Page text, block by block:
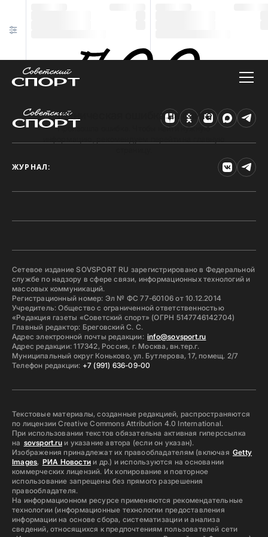
Техническая ошибка на сайте
Произошла ошибка. Чтобы найти нужную
ЖУРНАЛ:
Сетевое издание SOVSPORT RU зарегистрировано в Федеральной
службе по надзору в сфере связи, информационных технологий и
массовых коммуникаций.
Регистрационный номер: Эл № ФС 77-60106 от 10.12.2014
Учредитель: Общество с ограниченной ответственностью
«Редакция газеты «Советский спорт» (ОГРН 5147746142704)
Главный редактор: Бреговский С. С.
Адрес электронной почты редакции: info@sovsport.ru
Адрес редакции: 117342, Россия, г. Москва, вн.тер.г.
Муниципальный округ Коньково, ул. Бутлерова, 17, помещ. 2/7
Телефон редакции: +7 (991) 636-09-00
Текстовые материалы, созданные редакцией, распространяются
по лицензии Creative Commons Attribution 4.0 International.
При использовании текстов обязательна активная гиперссылка
на sovsport.ruи указание автора (если он указан).
Изображения принадлежат их правообладателям (включая Getty
Images, РИА Новостии др.) и используются на основании
коммерческих лицензий. Их копирование и повторное
использование запрещены без прямого разрешения
правообладателя.
На информационном ресурсе применяются рекомендательные
технологии (информационные технологии предоставления
информации на основе сбора, систематизации и анализа
сведений, относящихся к предпочтениям пользователей сети